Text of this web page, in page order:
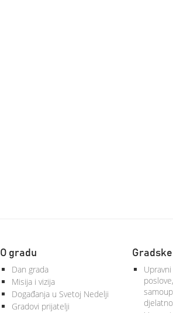
O gradu
Dan grada
Misija i vizija
Događanja u Svetoj Nedelji
Gradovi prijatelji